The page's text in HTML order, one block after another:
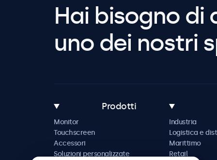
Hai bisogno di
uno dei nostri
Prodotti
Monitor
Touchscreen
Accessori
Soluzioni personalizzate
Industria
Logistica e
Marittimo
Retail